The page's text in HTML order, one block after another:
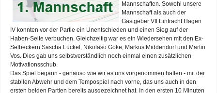
Mannschaften. Sowohl unsere
Mannschaft als auch der
Gastgeber Vfl Eintracht Hagen
IV konnten vor der Partie ein Unentschieden und einen Sieg auf der
Haben-Seite verbuchen. Gleichzeitig war es ein Wiedersehen mit den Ex-
Selbeckern Sascha Lückel, Nikolaso Göke, Markus Middendorf und Martin
Vos. Dies gab uns selbstverständlich noch einmal einen zusätzlichen
Motivationsschub.
Das Spiel begann - genauso wie wir es uns vorgenommen hatten - mit der
stabilen Abwehr und dem Tempospiel nach vorne, das uns auch in den
ersten beiden Partien bereits ausgezeichnet hat. In den ersten 10 Minuten